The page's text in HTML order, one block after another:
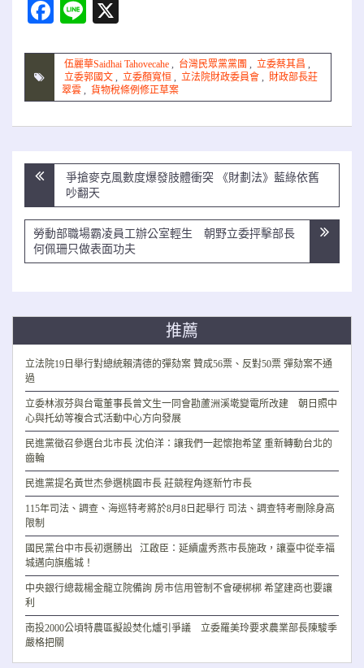
Facebook
Line
伍麗華Saidhai Tahovecahe , 台灣民眾黨黨團 , 立委蔡其昌 ,
立委郭國文 , 立委顏寬恒 , 立法院財政委員會 , 財政部長莊
翠雲 , 貨物稅條例修正草案
文
導
覽
爭搶麥克風數度爆發肢體衝突 《財劃法》藍綠依舊
吵翻天
勞動部職場霸凌員工辦公室輕生 朝野立委抨擊部長
何佩珊只做表面功夫
推薦
立法院19日舉行對總統賴清德的彈劾案 贊成56票、反對50票 彈劾案不通
過
立委林淑芬與台電董事長曾文生一同會勘蘆洲溪墘變電所改建 朝日照中
心與托幼等複合式活動中心方向發展
民進黨徵召參選台北市長 沈伯洋：讓我們一起懷抱希望 重新轉動台北的
齒輪
民進黨提名黃世杰參選桃園市長 莊競程角逐新竹市長
115年司法、調查、海巡特考將於8月8日起舉行 司法、調查特考刪除身高
限制
國民黨台中市長初選勝出 江啟臣：延續盧秀燕市長施政，讓臺中從幸福
城邁向旗艦城！
中央銀行總裁楊金龍立院備詢 房市信用管制不會硬梆梆 希望建商也要讓
利
南投2000公頃特農區擬設焚化爐引爭議 立委羅美玲要求農業部長陳駿季
嚴格把關